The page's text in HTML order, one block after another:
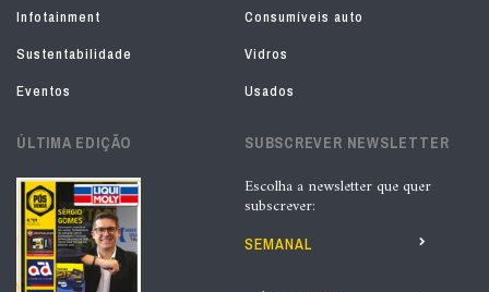
Infotainment
Consumíveis auto
Sustentabilidade
Vidros
Eventos
Usados
ÚLTIMA EDIÇÃO SUBSCREVER NEWSLETTER
Escolha a newsletter que quer
subscrever:
SEMANAL